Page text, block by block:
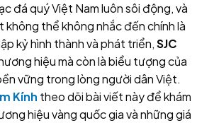
đá quý Việt Nam luôn sôi động, và
không thể không nhắc đến chính là
kỷ hình thành và phát triển,SJC
hiệu mà còn là biểu tượng của
vững trong lòng người dân Việt.
Kính theo dõi bài viết này để khám
hiệu vàng quốc gia và những giá